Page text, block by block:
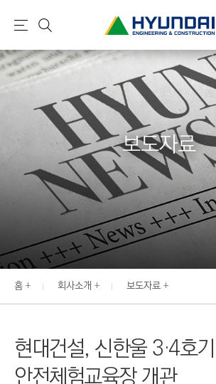
현
건
설
(
Y
U
N
D
A
I
:
E
N
N
E
메
뉴
검
색
보도자료
홈 회사소개 보도자료
현대건설, 신한울 3·4호